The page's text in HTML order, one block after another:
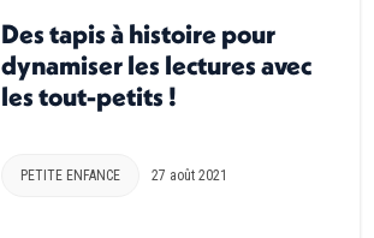
Des tapis à histoire pour
dynamiser les lectures avec
les tout-petits !
PETITE ENFANCE 27 août 2021